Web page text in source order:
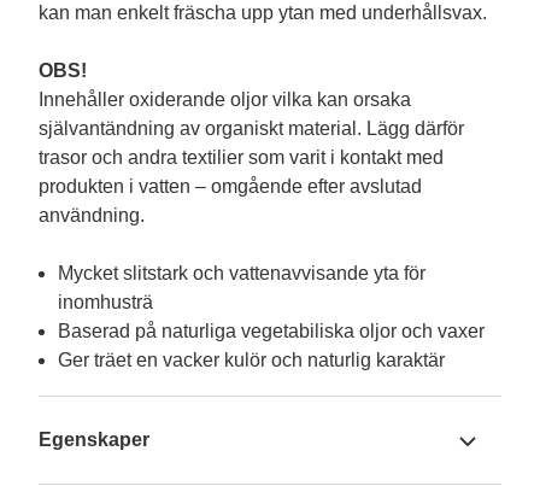
kan man enkelt fräscha upp ytan med underhållsvax.
OBS!
Innehåller oxiderande oljor vilka kan orsaka
självantändning av organiskt material. Lägg därför
trasor och andra textilier som varit i kontakt med
produkten i vatten – omgående efter avslutad
Mycket slitstark och vattenavvisande yta för
inomhusträ
Baserad på naturliga vegetabiliska oljor och vaxer
Ger träet en vacker kulör och naturlig karaktär
Egenskaper